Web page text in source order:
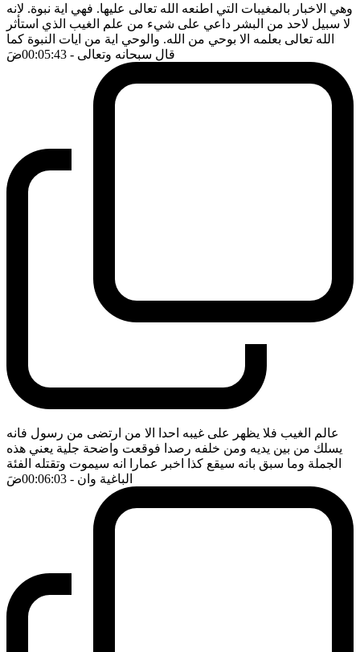
وهي الاخبار بالمغيبات التي اطنعه الله تعالى عليها. فهي اية نبوة. لانه
لا سبيل لاحد من البشر داعي على شيء من علم الغيب الذي استأثر
الله تعالى بعلمه الا بوحي من الله. والوحي اية من ايات النبوة كما
قال سبحانه وتعالى - 00:05:43 ضَ
عالم الغيب فلا يظهر على غيبه احدا الا من ارتضى من رسول فانه
يسلك من بين يديه ومن خلفه رصدا فوقعت واضحة جلية يعني هذه
الجملة وما سبق بانه سيقع كذا اخبر عمارا انه سيموت وتقتله الفئة
الباغية وان - 00:06:03 ضَ